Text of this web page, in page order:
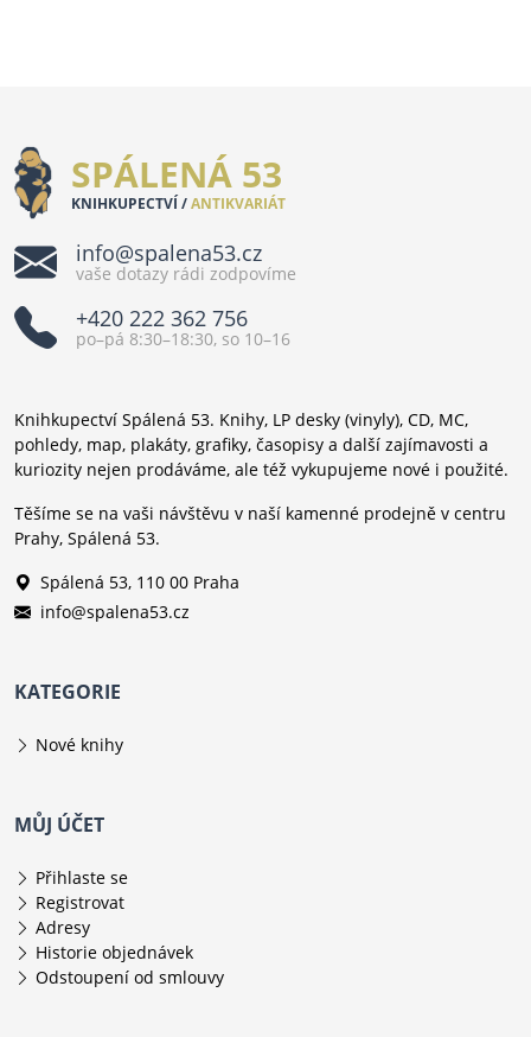
SPÁLENÁ 53
KNIHKUPECTVÍ /ANTIKVARIÁT
info@spalena53.cz
vaše dotazy rádi zodpovíme
+420 222 362 756
po–pá 8:30–18:30, so 10–16
Knihkupectví Spálená 53. Knihy, LP desky (vinyly), CD, MC,
pohledy, map, plakáty, grafiky, časopisy a další zajímavosti a
kuriozity nejen prodáváme, ale též vykupujeme nové i použité.
Těšíme se na vaši návštěvu v naší kamenné prodejně v centru
Prahy, Spálená 53.
Spálená 53, 110 00 Praha
info@spalena53.cz
KATEGORIE
Nové knihy
MŮJ ÚČET
Přihlaste se
Registrovat
Adresy
Historie objednávek
Odstoupení od smlouvy